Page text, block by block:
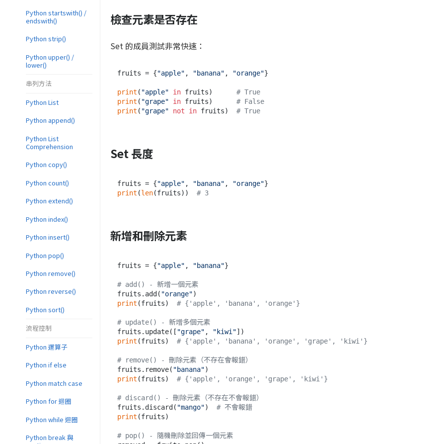
檢查元素是否存在
Set 的成員測試非常快速：
fruits = {"apple" , "banana" , "orange"}
print ( "apple" in fruits) # True
print ( "grape" in fruits) # False
print ( "grape" not in fruits) # True
Set 長度
fruits = {"apple" , "banana" , "orange"
print (len(fruits)) # 3
新增和刪除元素
fruits = {"apple" , "banana"}
# add() - 新增一個元素
fruits.add( "orange"
print (fruits) # {'apple', 'banana', 'orange'}
# update() - 新增多個元素
fruits.update([ "grape" , "kiwi"
print (fruits) # {'apple', 'banana', 'orange', 'grape', 'kiwi'}
# remove() - 刪除元素（不存在會報錯）
fruits.remove( "banana"
print (fruits) # {'apple', 'orange', 'grape', 'kiwi'}
# discard() - 刪除元素（不存在不會報錯）
fruits.discard( "mango") # 不會報錯
print (fruits)
# pop() - 隨機刪除並回傳一個元素
Python startswith() /
endswith()
Python strip()
Python upper() /
lower()
串列方法
Python List
Python append()
Python List
Comprehension
Python copy()
Python count()
Python extend()
Python index()
Python insert()
Python pop()
Python remove()
Python reverse()
Python sort()
流程控制
Python 運算子
Python if else
Python match case
Python for 迴圈
Python while 迴圈
Python break 與